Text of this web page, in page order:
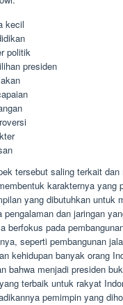
kecil
politik
presiden
tersebut saling terkait
karakternya yang
yang dibutuhkan untuk
pengalaman dan jaringan
berfokus pada
seperti pembangunan
kehidupan banyak orang
bahwa menjadi presiden
terbaik untuk rakyat
pemimpin yang